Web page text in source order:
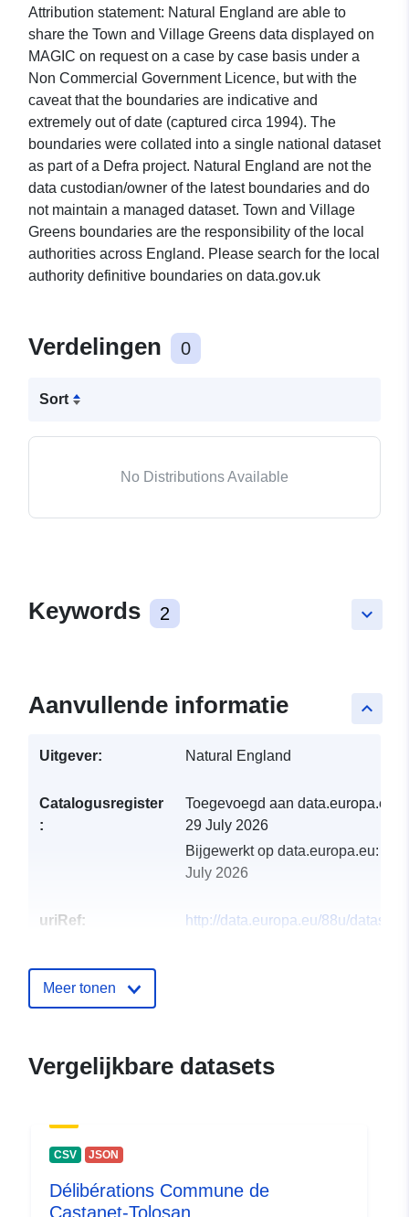
Attribution statement: Natural England are able to
share the Town and Village Greens data displayed on
MAGIC on request on a case by case basis under a
Non Commercial Government Licence, but with the
caveat that the boundaries are indicative and
extremely out of date (captured circa 1994). The
boundaries were collated into a single national dataset
as part of a Defra project. Natural England are not the
data custodian/owner of the latest boundaries and do
not maintain a managed dataset. Town and Village
Greens boundaries are the responsibility of the local
authorities across England. Please search for the local
authority definitive boundaries on data.gov.uk
Verdelingen 0
Sort
No Distributions Available
keyboard_arrow_down
Keywords 2
keyboard_arrow_up
Aanvullende informatie
Uitgever: Natural England
Catalogusregister
:
Toegevoegd aan data.europa.eu:
29 July 2026
Bijgewerkt op data.europa.eu:
July 2026
uriRef:
http://data.europa.eu/88u/dataset/
Meer tonen
Vergelijkbare datasets
CSV JSON
Délibérations Commune de
Castanet-Tolosan